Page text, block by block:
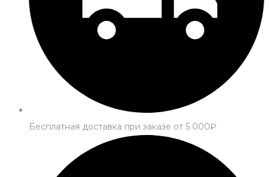
Бесплатная доставка при заказе от 5 000₽